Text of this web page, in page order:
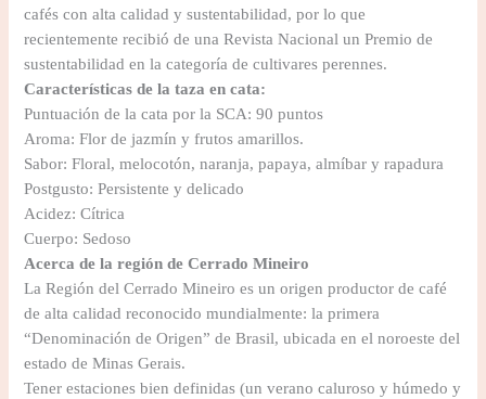
cafés con alta calidad y sustentabilidad, por lo que
recientemente recibió de una Revista Nacional un Premio de
sustentabilidad en la categoría de cultivares perennes.
Características de la taza en cata:
Puntuación de la cata por la SCA: 90 puntos
Aroma: Flor de jazmín y frutos amarillos.
Sabor: Floral, melocotón, naranja, papaya, almíbar y rapadura
Postgusto: Persistente y delicado
Acidez: Cítrica
Cuerpo: Sedoso
Acerca de la región de Cerrado Mineiro
La Región del Cerrado Mineiro es un origen productor de café
de alta calidad reconocido mundialmente: la primera
“Denominación de Origen” de Brasil, ubicada en el noroeste del
estado de Minas Gerais.
Tener estaciones bien definidas (un verano caluroso y húmedo y